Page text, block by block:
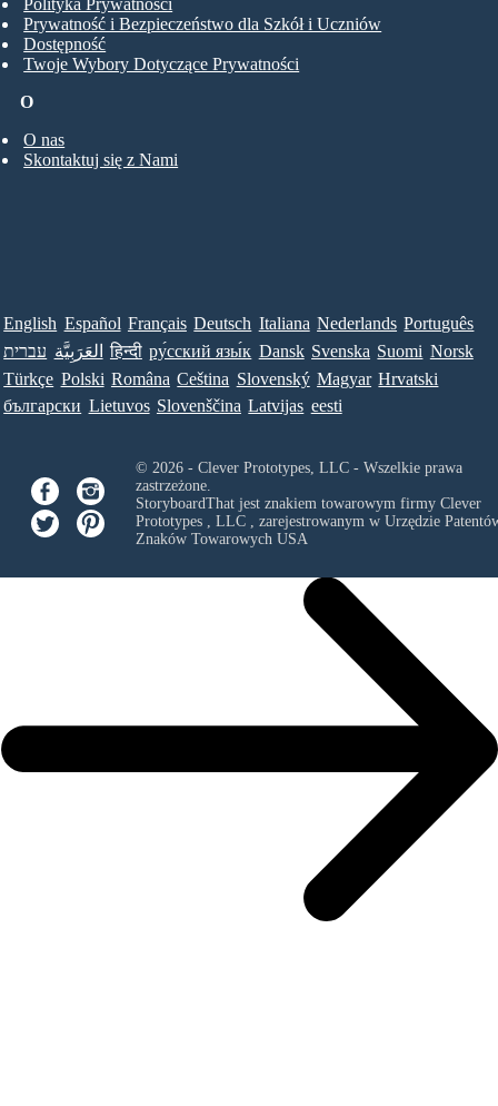
O
O nas
Skontaktuj się z Nami
Prywatność i Bezpieczeństwo dla Szkół i Uczniów
Dostępność
Twoje Wybory Dotyczące Prywatności
English Español Français Deutsch Italiana Nederlands Português
עברית العَرَبِيَّة हिन्दी ру́сский язы́к Dansk Svenska Suomi Norsk
Türkçe Polski Româna Ceština Slovenský Magyar Hrvatski
български Lietuvos Slovenščina Latvijas eesti
© 2026 - Clever Prototypes, LLC - Wszelkie prawa
zastrzeżone.
StoryboardThat jest znakiem towarowym firmy Clever
Prototypes , LLC, zarejestrowanym w Urzędzie
Znaków Towarowych USA